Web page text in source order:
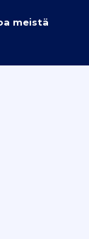
meistä